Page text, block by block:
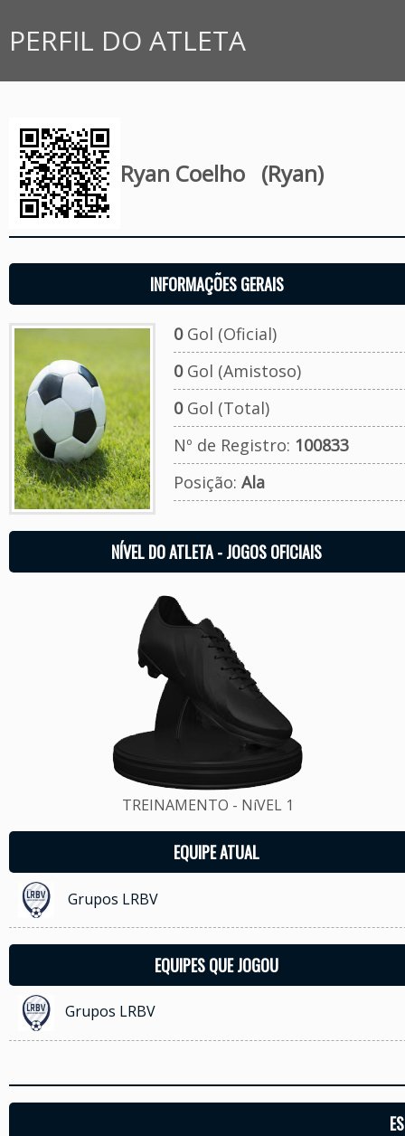
PERFIL DO ATLETA
Ryan Coelho (Ryan)
INFORMAÇÕES GERAIS
0Gol (Oficial)
0Gol (Amistoso)
0Gol (Total)
Nº de Registro: 100833
Posição: Ala
NÍVEL DO ATLETA - JOGOS OFICIAIS
TREINAMENTO - NíVEL 1
EQUIPE ATUAL
Grupos LRBV
EQUIPES QUE JOGOU
Grupos LRBV